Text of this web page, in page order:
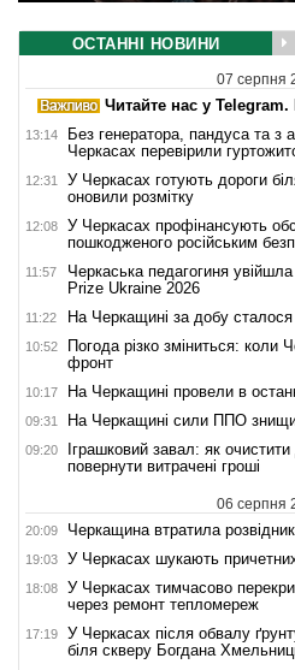
ОСТАННІ НОВИНИ
07 серпня
Читайте нас у
13:14
Без генератора, пандуса та з
Черкасах перевірили
12:31
У Черкасах готують дороги
оновили розмітку
12:08
У Черкасах профінансують
пошкодженого російським
11:57
Черкаська педагогиня
Prize Ukraine 2026
11:22 На Черкащині за добу
10:52
Погода різко зміниться: коли
фронт
10:17 На Черкащині провели в
09:31 На Черкащині сили ППО
09:20
Іграшковий завал: як
повернути витрачені гроші
06 серпня
20:09 Черкащина втратила
19:03 У Черкасах шукають
18:08
У Черкасах тимчасово
через ремонт тепломереж
17:19
У Черкасах після обвалу
біля скверу Богдана